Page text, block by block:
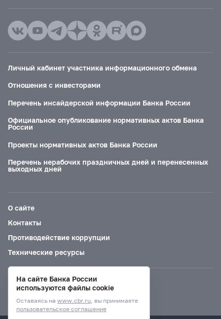
Личный кабинет участника информационного обмена
Отношения с инвесторами
Перечень инсайдерской информации Банка России
Официальное опубликование нормативных актов Банка
России
Проекты нормативных актов Банка России
Перечень нерабочих праздничных дней и перенесенных
выходных дней
О сайте
Контакты
Противодействие коррупции
Технические ресурсы
Версия для слабовидящих
На сайте Банка России
используются файлы cookie
Оставаясь на www.cbr.ru, вы принимаете
пользовательское соглашение